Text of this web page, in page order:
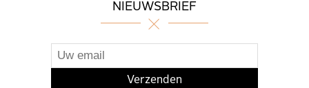
NIEUWSBRIEF